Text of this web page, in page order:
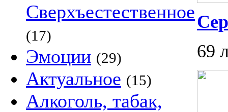
Сверхъестественное
(17)
Эмоции (29)
Актуальное (15)
Алкоголь, табак,
69